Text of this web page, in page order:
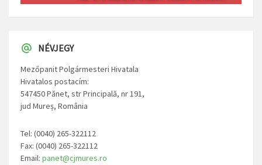
NÉVJEGY
Mezőpanit Polgármesteri Hivatala
Hivatalos postacím:
547450 Pănet, str Principală, nr 191,
jud Mureș, România
Tel: (0040) 265-322112
Fax: (0040) 265-322112
Email: panet@cjmures.ro